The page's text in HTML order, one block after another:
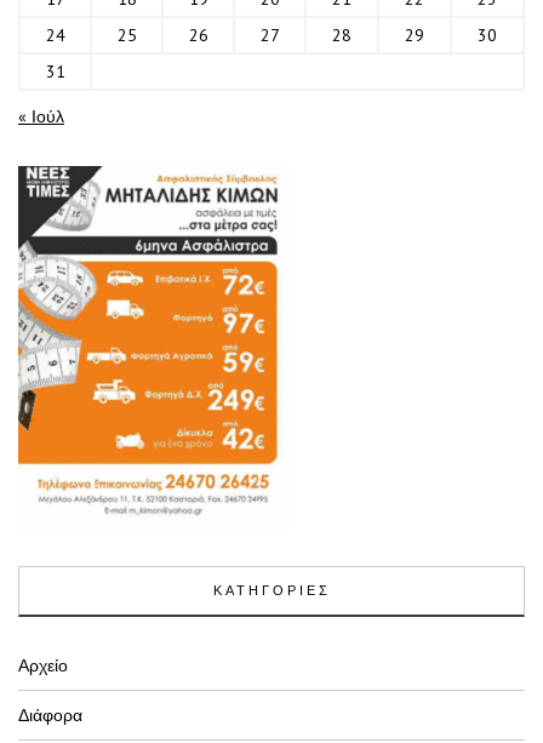
24
25 26 27 28 29
30
31
« Ιούλ
ΚΑΤΗΓΟΡΙΕΣ
Αρχείο
Διάφορα